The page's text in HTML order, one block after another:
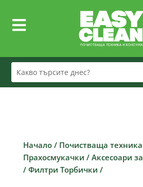

Начало/ Почистваща техника
Прахосмукачки / Аксесоари
/ Филтри Торбички /